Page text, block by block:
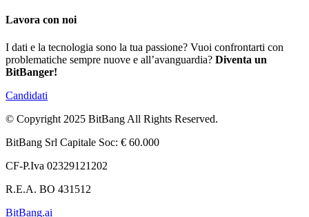
Lavora con noi
I dati e la tecnologia sono la tua passione? Vuoi confrontarti con
problematiche sempre nuove e all’avanguardia? Diventa un
BitBanger!
Candidati
© Copyright 2025 BitBang All Rights Reserved.
BitBang Srl Capitale Soc: € 60.000
CF-P.Iva 02329121202
R.E.A. BO 431512
BitBang.ai